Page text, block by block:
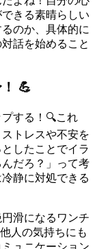
きる素晴らしい
のか、具体的に
話を始めること
💪
する！🔍これ
トレスや不安を
したことでイラ
だろ？」って考
静に対処できる
滑になるワンチ
人の気持ちにも